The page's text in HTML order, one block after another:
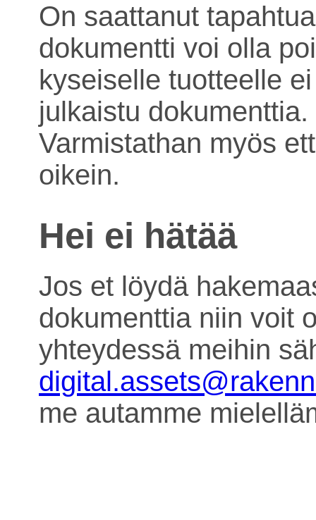
On saattanut
dokumentti voi olla
kyseiselle tuotteelle
julkaistu dokumenttia.
Varmistathan myös
oikein.
Hei ei hätää
Jos et löydä
dokumenttia niin voit
yhteydessä meihin
me autamme